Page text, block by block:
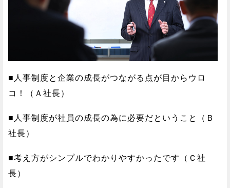
■人事制度と企業の成長がつながる点が目からウロ
コ！（Ａ社長）
■人事制度が社員の成長の為に必要だということ（Ｂ
社長）
■考え方がシンプルでわかりやすかったです（Ｃ社
長）